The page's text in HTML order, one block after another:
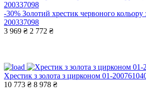
-30% Золотий хрестик червоного
200337098
3 969 ₴ 2 772 ₴
Хрестик з золота з цирконом 01-
10 773 ₴ 8 978 ₴